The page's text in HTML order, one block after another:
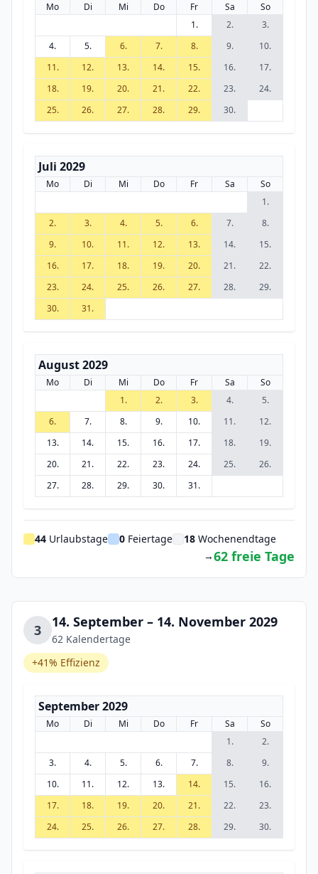
Mo Di Mi Do Fr Sa
So
1.
2.
3.
4.
5. 6. 7. 8. 9.
10.
11.
12. 13. 14. 15. 16.
17.
18.
19. 20. 21. 22. 23.
24.
25.
26. 27. 28. 29. 30.
Juli 2029
Mo Di Mi Do Fr Sa
So
1.
2.
3. 4. 5. 6. 7.
8.
9.
10. 11. 12. 13. 14.
15.
16.
17. 18. 19. 20. 21.
22.
23.
24. 25. 26. 27. 28.
29.
30.
31.
August 2029
Mo Di Mi Do Fr Sa
So
1.
2. 3. 4.
5.
6.
7. 8. 9. 10. 11.
12.
13.
14. 15. 16. 17. 18.
19.
20.
21. 22. 23. 24. 25.
26.
27.
28. 29. 30. 31.
44 Urlaubstage 0 Feiertage 18 Wochenendtage
→62 freie Tage
3 14. September – 14. November 2029
62 Kalendertage
+41% Effizienz
September 2029
Mo Di Mi Do Fr Sa
So
1.
2.
3.
4. 5. 6. 7. 8.
9.
10.
11. 12. 13. 14. 15.
16.
17.
18. 19. 20. 21. 22.
23.
24.
25. 26. 27. 28. 29. 30.